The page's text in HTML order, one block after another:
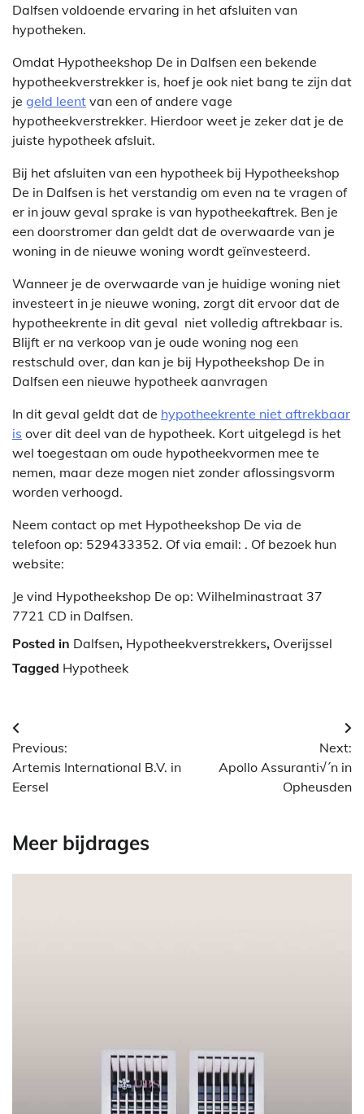
Dalfsen voldoende ervaring in het afsluiten van
hypotheken.
Omdat Hypotheekshop De in Dalfsen een bekende
hypotheekverstrekker is, hoef je ook niet bang te zijn dat
je geld leent van een of andere vage
hypotheekverstrekker. Hierdoor weet je zeker dat je de
juiste hypotheek afsluit.
Bij het afsluiten van een hypotheek bij Hypotheekshop
De in Dalfsen is het verstandig om even na te vragen of
er in jouw geval sprake is van hypotheekaftrek. Ben je
een doorstromer dan geldt dat de overwaarde van je
woning in de nieuwe woning wordt geïnvesteerd.
Wanneer je de overwaarde van je huidige woning niet
investeert in je nieuwe woning, zorgt dit ervoor dat de
hypotheekrente in dit geval niet volledig aftrekbaar is.
Blijft er na verkoop van je oude woning nog een
restschuld over, dan kan je bij Hypotheekshop De in
Dalfsen een nieuwe hypotheek aanvragen
In dit geval geldt dat de hypotheekrente niet aftrekbaar
is over dit deel van de hypotheek. Kort uitgelegd is het
wel toegestaan om oude hypotheekvormen mee te
nemen, maar deze mogen niet zonder aflossingsvorm
worden verhoogd.
Neem contact op met Hypotheekshop De via de
telefoon op: 529433352. Of via email: . Of bezoek hun
website:
Je vind Hypotheekshop De op: Wilhelminastraat 37
7721 CD in Dalfsen.
Posted in Dalfsen, Hypotheekverstrekkers, Overijssel
Tagged Hypotheek
Berichtnavigatie
Previous:
Artemis International B.V. in
Eersel
Next:
Apollo Assuranti√´n in
Opheusden
Meer bijdrages